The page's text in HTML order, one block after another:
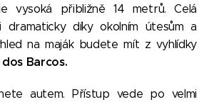
vysoká přibližně 14 metrů. Celá
dramaticky díky okolním útesům a
na maják budete mít z vyhlídky
Barcos.
autem. Přístup vede po velmi